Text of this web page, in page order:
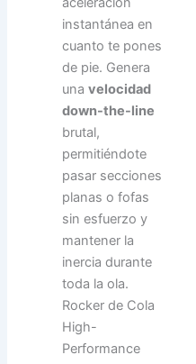
instantánea en
cuanto te pones
de pie. Genera
unavelocidad
down-the-line
brutal,
permitiéndote
pasar secciones
planas o fofas
sin esfuerzo y
mantener la
inercia durante
toda la ola.
Rocker de Cola
High-
Performance